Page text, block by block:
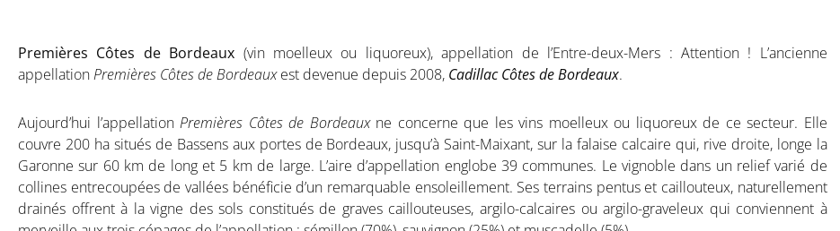
Premières Côtes de Bordeaux (vin moelleux ou liquoreux), appellation de l’Entre-deux-Mers : Attention ! L’ancienne
appellationPremières Côtes de Bordeauxest devenue depuis 2008, Cadillac Côtes de Bordeaux.
Aujourd’hui l’appellationPremières Côtes de Bordeaux ne concerne que les vins moelleux ou liquoreux de ce secteur. Elle
couvre 200 ha situés de Bassens aux portes de Bordeaux, jusqu’à Saint-Maixant, sur la falaise calcaire qui, rive droite, longe la
Garonne sur 60 km de long et 5 km de large. L’aire d’appellation englobe 39 communes. Le vignoble dans un relief varié de
collines entrecoupées de vallées bénéficie d’un remarquable ensoleillement. Ses terrains pentus et caillouteux, naturellement
drainés offrent à la vigne des sols constitués de graves caillouteuses, argilo-calcaires ou argilo-graveleux qui conviennent à